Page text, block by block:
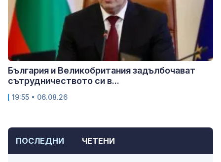
ПОСЛЕДНИ ЧЕТЕНИ
България и Великобритания задълбочават
сътрудничеството си в...
19:55 • 06.08.26